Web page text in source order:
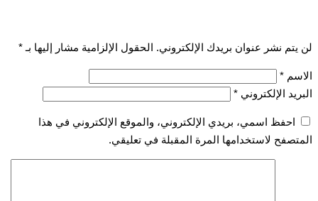
نشر عنوان بريدك الإلكتروني. الحقول الإلزامية مشار إليها بـ*
*
الإلكتروني *
احفظ اسمي، بريدي الإلكتروني، والموقع الإلكتروني في هذا
لاستخدامها المرة المقبلة في تعليقي.